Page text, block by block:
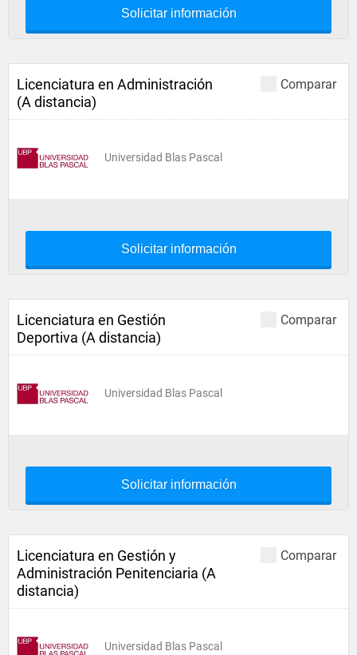
Solicitar información
Comparar
Licenciatura en Administración
(A distancia)
Universidad Blas Pascal
Solicitar información
Comparar
Licenciatura en Gestión
Deportiva (A distancia)
Universidad Blas Pascal
Solicitar información
Comparar
Licenciatura en Gestión y
Administración Penitenciaria (A
distancia)
Universidad Blas Pascal